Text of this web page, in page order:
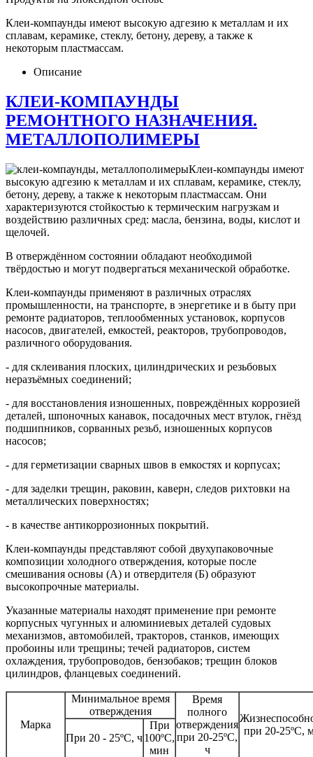
Клеи-компаунды имеют высокую адгезию к металлам и их
сплавам, керамике, стеклу, бетону, дереву, а также к
некоторым пластмассам.
Описание
КЛЕИ-КОМПАУНДЫ
РЕМОНТНОГО НАЗНАЧЕНИЯ.
МЕТАЛЛОПОЛИМЕРЫ
Клеи-компаунды имеют
высокую адгезию к металлам и их сплавам, керамике, стеклу,
бетону, дереву, а также к некоторым пластмассам. Они
характеризуются стойкостью к термическим нагрузкам и
воздействию различных сред: масла, бензина, воды, кислот и
щелочей.
В отверждённом состоянии обладают необходимой
твёрдостью и могут подвергаться механической обработке.
Клеи-компаунды применяют в различных отраслях
промышленности, на транспорте, в энергетике и в быту при
ремонте радиаторов, теплообменных установок, корпусов
насосов, двигателей, емкостей, реакторов, трубопроводов,
различного оборудования.
- для склеивания плоских, цилиндрических и резьбовых
неразъёмных соединений;
- для восстановления изношенных, повреждённых коррозией
деталей, шпоночных канавок, посадочных мест втулок, гнёзд
подшипников, сорванных резьб, изношенных корпусов
насосов;
- для герметизации сварных швов в емкостях и корпусах;
- для заделки трещин, раковин, каверн, следов рихтовки на
металлических поверхностях;
- в качестве антикоррозионных покрытий.
Клеи-компаунды представляют собой двухупаковочные
композиции холодного отверждения, которые после
смешивания основы (А) и отвердителя (Б) образуют
высокопрочные материалы.
Указанные материалы находят применение при ремонте
корпусных чугунных и алюминиевых деталей судовых
механизмов, автомобилей, тракторов, станков, имеющих
пробоины или трещины; течей радиаторов, систем
охлаждения, трубопроводов, бензобаков; трещин блоков
цилиндров, фланцевых соединений.
Марка
Минимальное время
отверждения
Время
полного
отверждения
при 20-25ºС,
ч
при 20-25ºС,
При 20 - 25ºС, ч
При
100ºС,
мин